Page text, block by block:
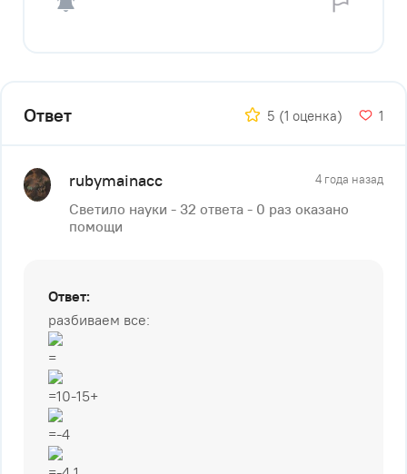
Ответ 5 (1 оценка) 1
rubymainacc 4 года назад
Светило науки - 32 ответа - 0 раз оказано
помощи
Ответ:
разбиваем все:
=
=10-15+
=-4